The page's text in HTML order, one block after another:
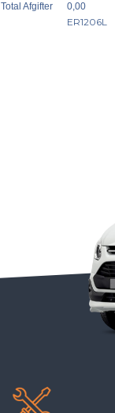
Total Afgifter
0,00
ER1206L